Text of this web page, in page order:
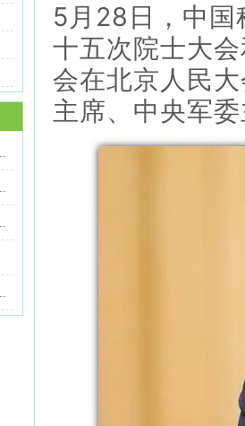
5月28日，中国
十五次院士大
会在北京人民
主席、中央军